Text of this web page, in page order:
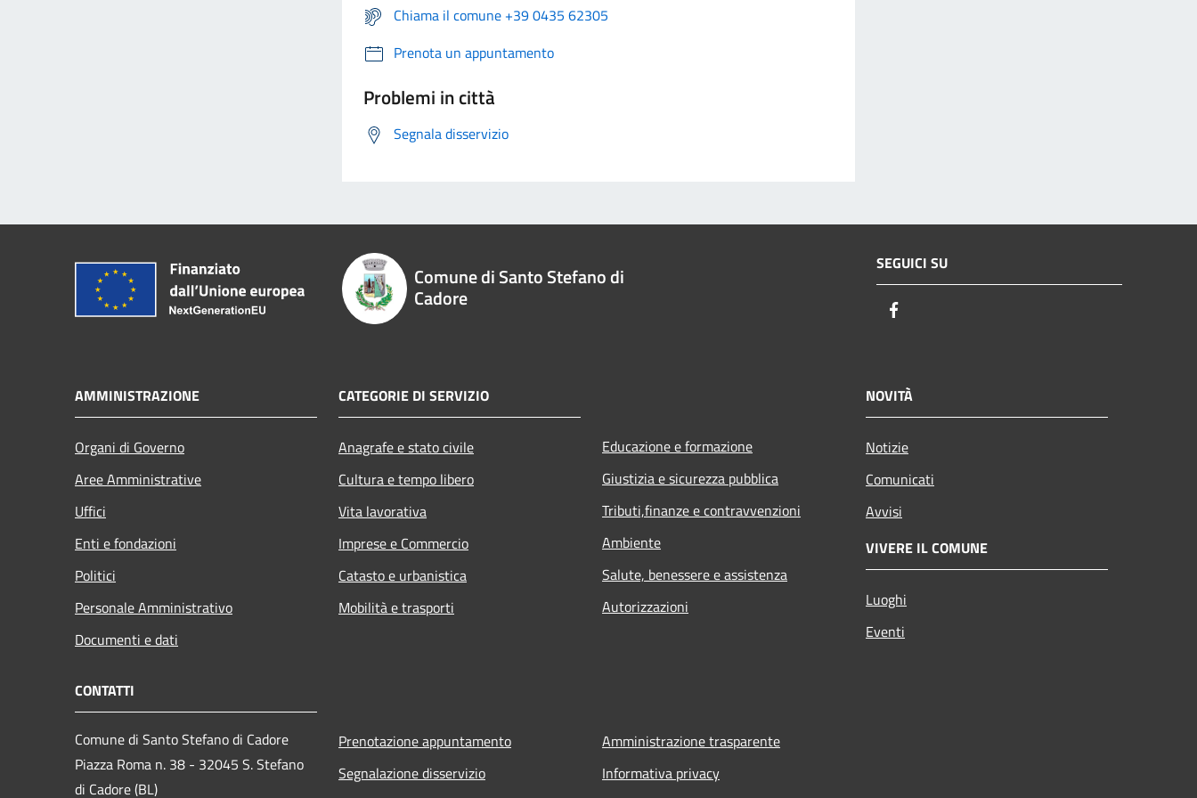
Chiama il comune +39 0435 62305
Prenota un appuntamento
Problemi in città
Segnala disservizio
Comune di Santo Stefano di
Cadore
SEGUICI SU
AMMINISTRAZIONE
Organi di Governo
Aree Amministrative
Uffici
Enti e fondazioni
Politici
Personale Amministrativo
Documenti e dati
CATEGORIE DI SERVIZIO
Anagrafe e stato civile
Cultura e tempo libero
Vita lavorativa
Imprese e Commercio
Catasto e urbanistica
Mobilità e trasporti
Educazione e formazione
Giustizia e sicurezza pubblica
Tributi,finanze e contravvenzioni
Ambiente
Salute, benessere e assistenza
Autorizzazioni
NOVITÀ
Notizie
Comunicati
Avvisi
VIVERE IL COMUNE
Luoghi
Eventi
CONTATTI
Comune di Santo Stefano di Cadore
Piazza Roma n. 38 - 32045 S. Stefano
di Cadore (BL)
Prenotazione appuntamento
Segnalazione disservizio
Amministrazione trasparente
Informativa privacy